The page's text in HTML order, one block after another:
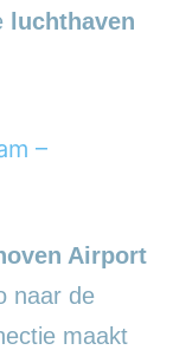
luchthaven
–
Airport
naar de
maakt